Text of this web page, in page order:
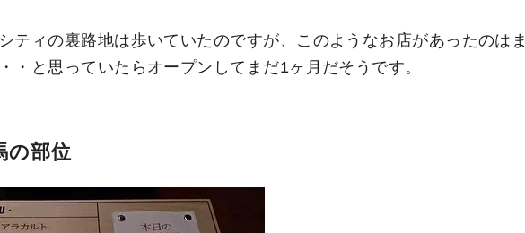
ティの裏路地は歩いていたのですが、このようなお店があったのはま
・と思っていたらオープンしてまだ1ヶ月だそうです。
の部位